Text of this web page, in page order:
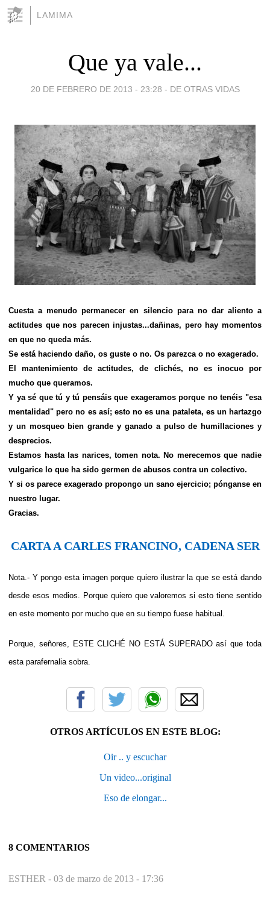
LAMIMA
Que ya vale...
20 DE FEBRERO DE 2013 - 23:28 - DE OTRAS VIDAS
Cuesta a menudo permanecer en silencio para no dar aliento a
actitudes que nos parecen injustas...dañinas, pero hay momentos
en que no queda más.
Se está haciendo daño, os guste o no. Os parezca o no exagerado.
El mantenimiento de actitudes, de clichés, no es inocuo por
mucho que queramos.
Y ya sé que tú y tú pensáis que exageramos porque no tenéis "esa
mentalidad" pero no es así; esto no es una pataleta, es un hartazgo
y un mosqueo bien grande y ganado a pulso de humillaciones y
desprecios.
Estamos hasta las narices, tomen nota. No merecemos que nadie
vulgarice lo que ha sido germen de abusos contra un colectivo.
Y si os parece exagerado propongo un sano ejercicio; pónganse en
nuestro lugar.
Gracias.
CARTA A CARLES FRANCINO, CADENA SER
Nota.- Y pongo esta imagen porque quiero ilustrar la que se está dando
desde esos medios. Porque quiero que valoremos si esto tiene sentido
en este momento por mucho que en su tiempo fuese habitual.
Porque, señores, ESTE CLICHÉ NO ESTÁ SUPERADO así que toda
esta parafernalia sobra.
OTROS ARTÍCULOS EN ESTE BLOG:
Oir .. y escuchar
Un video...original
Eso de elongar...
8 COMENTARIOS
ESTHER - 03 de marzo de 2013 - 17:36